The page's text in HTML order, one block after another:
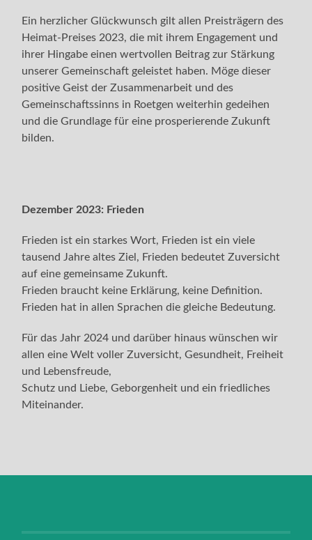
Ein herzlicher Glückwunsch gilt allen Preisträgern des
Heimat-Preises 2023, die mit ihrem Engagement und
ihrer Hingabe einen wertvollen Beitrag zur Stärkung
unserer Gemeinschaft geleistet haben. Möge dieser
positive Geist der Zusammenarbeit und des
Gemeinschaftssinns in Roetgen weiterhin gedeihen
und die Grundlage für eine prosperierende Zukunft
bilden.
Dezember 2023: Frieden
Frieden ist ein starkes Wort, Frieden ist ein viele
tausend Jahre altes Ziel, Frieden bedeutet Zuversicht
auf eine gemeinsame Zukunft.
Frieden braucht keine Erklärung, keine Definition.
Frieden hat in allen Sprachen die gleiche Bedeutung.
Für das Jahr 2024 und darüber hinaus wünschen wir
allen eine Welt voller Zuversicht, Gesundheit, Freiheit
und Lebensfreude,
Schutz und Liebe, Geborgenheit und ein friedliches
Miteinander.